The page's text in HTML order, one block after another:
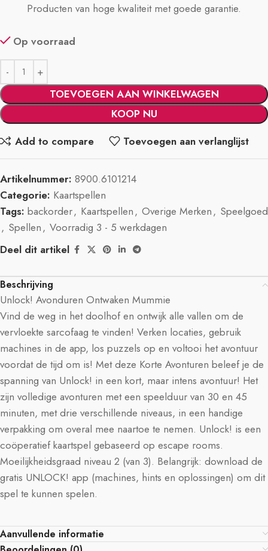
Producten van hoge kwaliteit met goede garantie.
Op voorraad
TOEVOEGEN AAN WINKELWAGEN
KOOP NU
Add to compare
Toevoegen aan verlanglijst
Artikelnummer: 8900.6101214
Categorie: Kaartspellen
Tags: backorder, Kaartspellen, Overige Merken, Speelgoed
, Spellen, Voorradig 3 - 5 werkdagen
Deel dit artikel
Beschrijving
Unlock! Avonduren Ontwaken Mummie
Vind de weg in het doolhof en ontwijk alle vallen om de
vervloekte sarcofaag te vinden! Verken locaties, gebruik
machines in de app, los puzzels op en voltooi het avontuur
voordat de tijd om is! Met deze Korte Avonturen beleef je de
spanning van Unlock! in een kort, maar intens avontuur! Het
zijn volledige avonturen met een speelduur van 30 en 45
minuten, met drie verschillende niveaus, in een handige
verpakking om overal mee naartoe te nemen. Unlock! is een
coöperatief kaartspel gebaseerd op escape rooms.
Moeilijkheidsgraad niveau 2 (van 3). Belangrijk: download de
gratis UNLOCK! app (machines, hints en oplossingen) om dit
spel te kunnen spelen.
Aanvullende informatie